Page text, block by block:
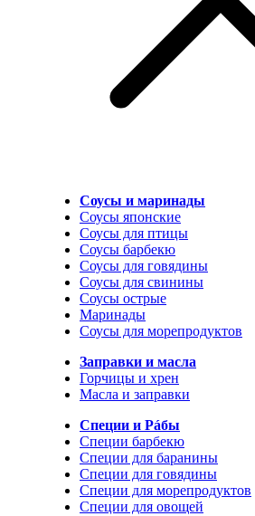
Соусы и маринады
Соусы японские
Соусы для птицы
Соусы барбекю
Соусы для говядины
Соусы для свинины
Соусы острые
Маринады
Соусы для морепродуктов
Заправки и масла
Горчицы и хрен
Масла и заправки
Специи и Рáбы
Специи барбекю
Специи для баранины
Специи для говядины
Специи для морепродуктов
Специи для овощей